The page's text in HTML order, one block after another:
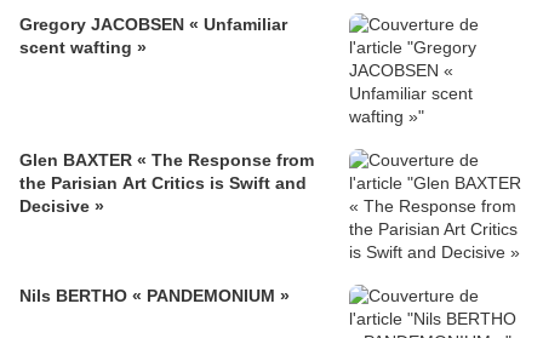
Gregory JACOBSEN « Unfamiliar
scent wafting »
Glen BAXTER « The Response from
the Parisian Art Critics is Swift and
Decisive »
Nils BERTHO « PANDEMONIUM »